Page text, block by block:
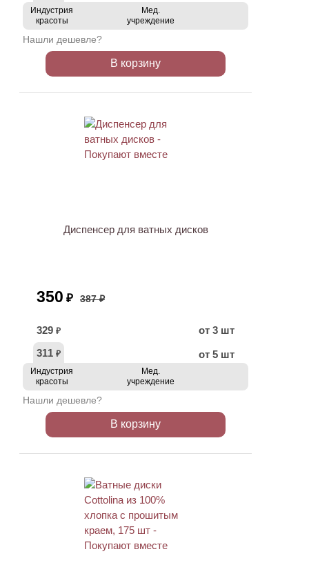
Индустрия
красоты
Мед.
учреждение
Нашли дешевле?
В корзину
Диспенсер для ватных дисков
350 ₽ 387 ₽
329 ₽
от 3 шт
311 ₽ от 5 шт
Индустрия
красоты
Мед.
учреждение
Нашли дешевле?
В корзину